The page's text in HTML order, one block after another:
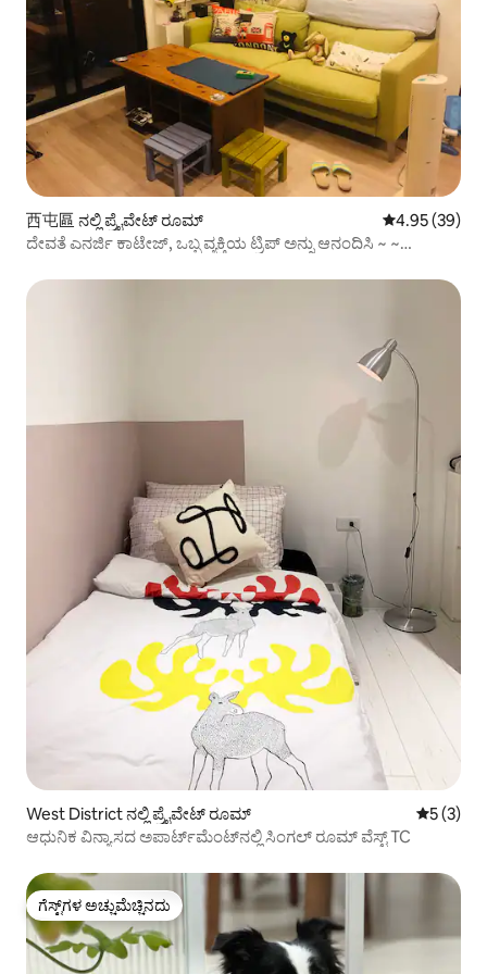
西屯區 ನಲ್ಲಿ ಪ್ರೈವೇಟ್ ರೂಮ್ 5 ರಲ್ಲಿ 4.95
4.95 (39)
ದೇವತೆ ಎನರ್ಜಿ ಕಾಟೇಜ್, ಒಬ್ಬ ವ್ಯಕ್ತಿಯ ಟ್ರಿಪ್ ಅನ್ನು ಆನಂದಿಸಿ ~ ~
ಸುರಕ್ಷಿತ ಸ್ಥಳವನ್ನು ರಚಿಸಿ!
West District ನಲ್ಲಿ ಪ್ರೈವೇಟ್ ರೂಮ್ 5 ರಲ್ಲಿ 5
5 (3)
ಆಧುನಿಕ ವಿನ್ಯಾಸದ ಅಪಾರ್ಟ್‌ಮೆಂಟ್‌ನಲ್ಲಿ ಸಿಂಗಲ್ ರೂಮ್ ವೆಸ್ಟ್ TC
ಗೆಸ್ಟ್‌ಗಳ ಅಚ್ಚುಮೆಚ್ಚಿನದು
ಗೆಸ್ಟ್‌ಗಳ ಅಚ್ಚುಮೆಚ್ಚಿನದು